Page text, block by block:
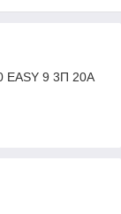
EASY 9 3П 20А